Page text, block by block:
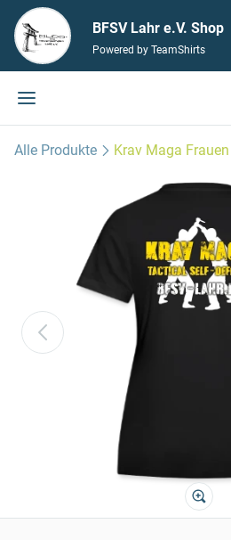
BFSV Lahr e.V. Shop
Powered by TeamShirts
Alle Produkte Krav Maga